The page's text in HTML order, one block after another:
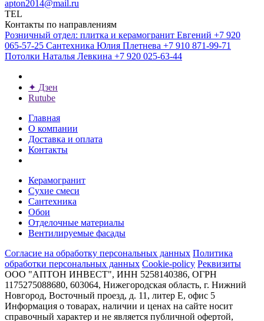
apton2014@mail.ru
TEL
Контакты по направлениям
Розничный отдел: плитка и керамогранит Евгений +7 920
065-57-25 Сантехника Юлия Плетнева +7 910 871-99-71
Потолки Наталья Левкина +7 920 025-63-44
✦ Дзен
Rutube
Главная
О компании
Доставка и оплата
Контакты
Керамогранит
Сухие смеси
Сантехника
Обои
Отделочные материалы
Вентилируемые фасады
Согласие на обработку персональных данных Политика
обработки персональных данных Cookie-policy Реквизиты
ООО "АПТОН ИНВЕСТ", ИНН 5258140386, ОГРН
1175275088680, 603064, Нижегородская область, г. Нижний
Новгород, Восточный проезд, д. 11, литер Е, офис 5
Информация о товарах, наличии и ценах на сайте носит
справочный характер и не является публичной офертой,